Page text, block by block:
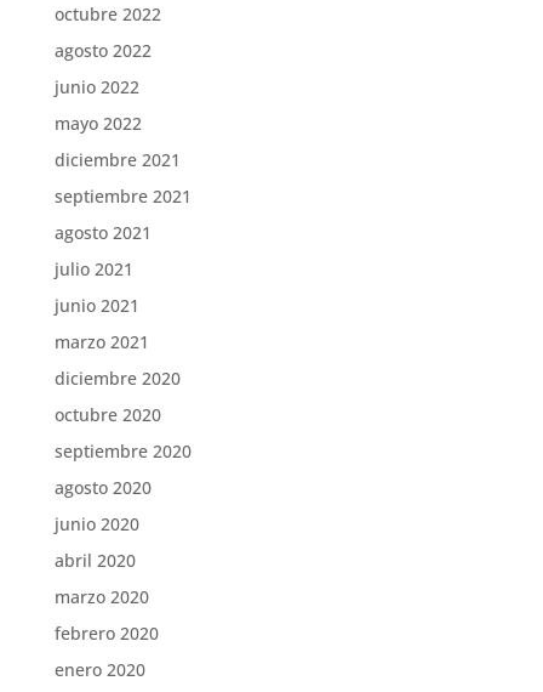
octubre 2022
agosto 2022
junio 2022
mayo 2022
diciembre 2021
septiembre 2021
agosto 2021
julio 2021
junio 2021
marzo 2021
diciembre 2020
octubre 2020
septiembre 2020
agosto 2020
junio 2020
abril 2020
marzo 2020
febrero 2020
enero 2020